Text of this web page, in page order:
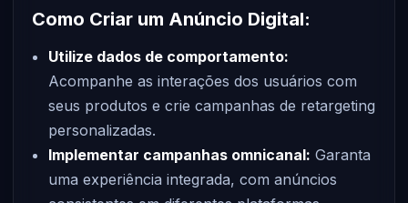
Como Criar um Anúncio Digital:
Utilize dados de comportamento:
Acompanhe as interações dos usuários com
seus produtos e crie campanhas de retargeting
personalizadas.
Implementar campanhas omnicanal: Garanta
uma experiência integrada, com anúncios